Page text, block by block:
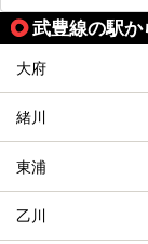
武豊線の駅
大府
緒川
東浦
乙川